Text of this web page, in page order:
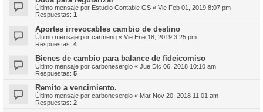
Último mensaje por Estudio Contable GS « Vie Feb 01, 2019 8:07 pm
Respuestas: 1
Aportes irrevocables cambio de destino
Último mensaje por carmeng « Vie Ene 18, 2019 3:25 pm
Respuestas: 4
Bienes de cambio para balance de fideicomiso
Último mensaje por carbonesergio « Jue Dic 06, 2018 10:10 am
Respuestas: 5
Remito a vencimiento.
Último mensaje por carbonesergio « Mar Nov 20, 2018 11:01 am
Respuestas: 2